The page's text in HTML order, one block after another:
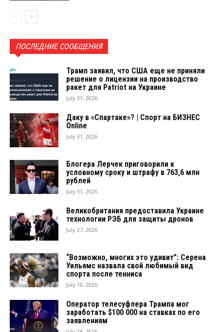
ПОСЛЕДНИЕ СООБЩЕНИЯ
Трамп заявил, что США еще не приняли
решение о лицензии на производство
ракет для Patriot на Украине
July 31, 2026
Даку в «Спартаке»? | Спорт на БИЗНЕС
Online
July 31, 2026
Блогера Лерчек приговорили к
условному сроку и штрафу в 763,6 млн
рублей
July 31, 2026
Великобритания предоставила Украине
технологии РЭБ для защиты дронов
July 27, 2026
“Возможно, многих это удивит”: Серена
Уильямс назвала свой любимый вид
спорта после тенниса
July 19, 2026
Оператор телесуфлера Трампа мог
заработать $100 000 на ставках по его
заявлениям